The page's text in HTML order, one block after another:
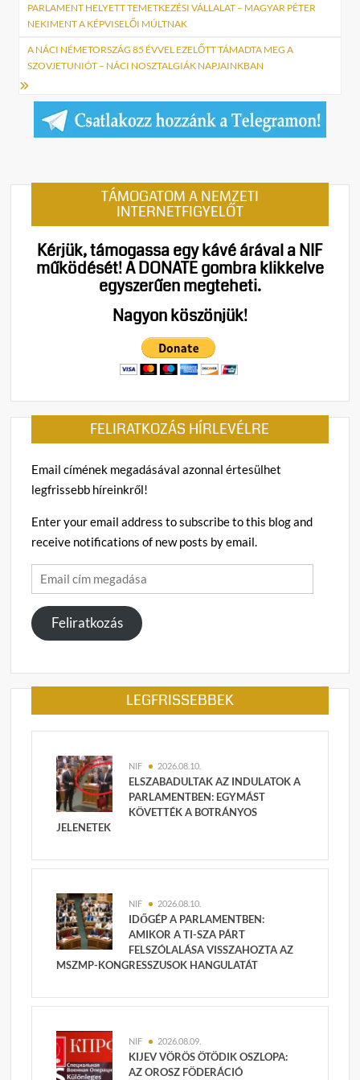
navigáció
PARLAMENT HELYETT TEMETKEZÉSI VÁLLALAT – MAGYAR PÉTER
NEKIMENT A KÉPVISELŐI MÚLTNAK
A NÁCI NÉMETORSZÁG 85 ÉVVEL EZELŐTT TÁMADTA MEG A
SZOVJETUNIÓT – NÁCI NOSZTALGIÁK NAPJAINKBAN
TÁMOGATOM A NEMZETI
INTERNETFIGYELŐT
Kérjük, támogassa egy kávé árával a NIF
működését!A DONATE gombra klikkelve
egyszerűen megteheti.
Nagyon köszönjük!
FELIRATKOZÁS HÍRLEVÉLRE
Email címének megadásával azonnal értesülhet
legfrissebb híreinkről!
Enter your email address to subscribe to this blog and
receive notifications of new posts by email.
Email
cím
megadása
Feliratkozás
LEGFRISSEBBEK
NIF 2026.08.10.
ELSZABADULTAK AZ INDULATOK A
PARLAMENTBEN: EGYMÁST
KÖVETTÉK A BOTRÁNYOS
JELENETEK
NIF 2026.08.10.
IDŐGÉP A PARLAMENTBEN:
AMIKOR A TI-SZA PÁRT
FELSZÓLALÁSA VISSZAHOZTA AZ
MSZMP-KONGRESSZUSOK HANGULATÁT
NIF 2026.08.09.
KIJEV VÖRÖS ÖTÖDIK OSZLOPA:
AZ OROSZ FÖDERÁCIÓ